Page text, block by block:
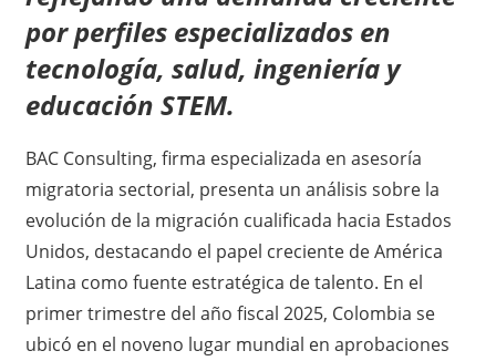
por perfiles especializados en
tecnología, salud, ingeniería y
educación STEM.
BAC Consulting, firma especializada en asesoría
migratoria sectorial, presenta un análisis sobre la
evolución de la migración cualificada hacia Estados
Unidos, destacando el papel creciente de América
Latina como fuente estratégica de talento. En el
primer trimestre del año fiscal 2025, Colombia se
ubicó en el noveno lugar mundial en aprobaciones